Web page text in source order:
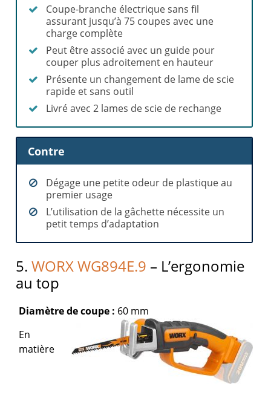
Coupe-branche électrique sans fil
assurant jusqu’à 75 coupes avec une
charge complète
Peut être associé avec un guide pour
couper plus adroitement en hauteur
Présente un changement de lame de scie
rapide et sans outil
Livré avec 2 lames de scie de rechange
Contre
Dégage une petite odeur de plastique au
premier usage
L’utilisation de la gâchette nécessite un
petit temps d’adaptation
5.WORX WG894E.9 – L’ergonomie
au top
Diamètre de coupe : 60 mm
En
matière